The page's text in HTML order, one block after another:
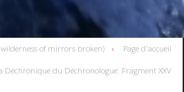
of mirrors broken) Page d'accueil
Déchronique du Déchronologue. Fragment XXV